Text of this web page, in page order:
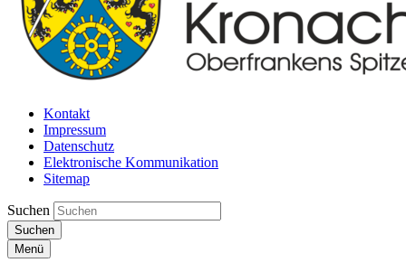
Kontakt
Impressum
Datenschutz
Elektronische Kommunikation
Sitemap
Suchen
Suchen
Menü